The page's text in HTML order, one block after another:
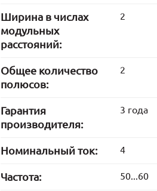
Ширина в числах
модульных
расстояний:
2
Общее количество
полюсов:
2
Гарантия
производителя:
3 года
Номинальный ток: 4
Частота: 50...60